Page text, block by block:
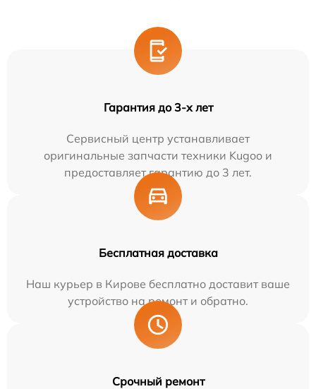
Гарантия до 3-х лет
Сервисный центр устанавливает
оригинальные запчасти техники Kugoo и
предоставляет гарантию до 3 лет.
Бесплатная доставка
Наш курьер в Кирове бесплатно доставит ваше
устройство на ремонт и обратно.
Срочный ремонт